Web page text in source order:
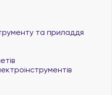
та приладдя